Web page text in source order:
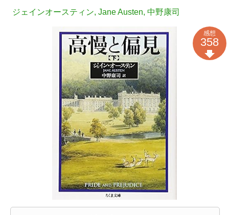
ジェインオースティン, Jane Austen, 中野康司
感想
358